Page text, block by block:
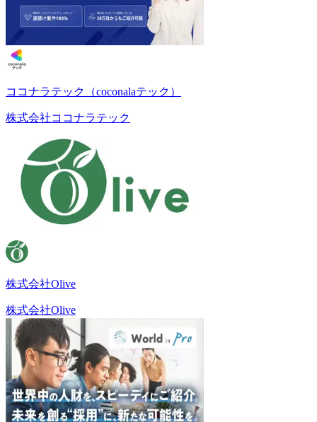
ココナラテック（coconalaテック）
株式会社ココナラテック
株式会社Olive
株式会社Olive